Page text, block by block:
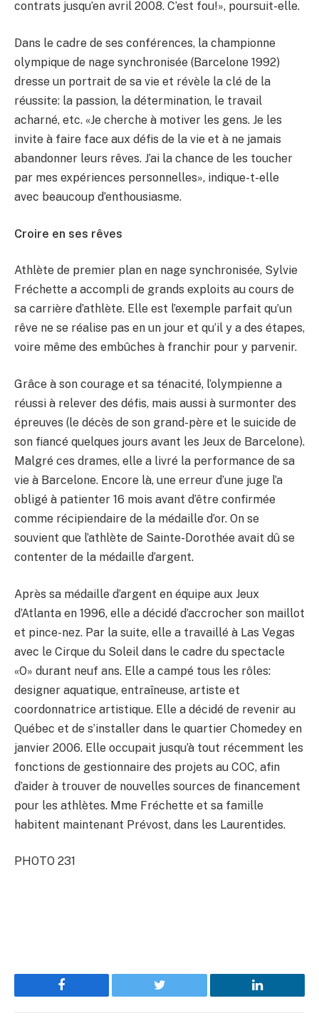
contrats jusqu’en avril 2008. C’est fou!», poursuit-elle.
Dans le cadre de ses conférences, la championne
olympique de nage synchronisée (Barcelone 1992)
dresse un portrait de sa vie et révèle la clé de la
réussite: la passion, la détermination, le travail
acharné, etc. «Je cherche à motiver les gens. Je les
invite à faire face aux défis de la vie et à ne jamais
abandonner leurs rêves. J’ai la chance de les toucher
par mes expériences personnelles», indique-t-elle
avec beaucoup d’enthousiasme.
Croire en ses rêves
Athlète de premier plan en nage synchronisée, Sylvie
Fréchette a accompli de grands exploits au cours de
sa carrière d’athlète. Elle est l’exemple parfait qu’un
rêve ne se réalise pas en un jour et qu’il y a des étapes,
voire même des embûches à franchir pour y parvenir.
Grâce à son courage et sa ténacité, l’olympienne a
réussi à relever des défis, mais aussi à surmonter des
épreuves (le décès de son grand-père et le suicide de
son fiancé quelques jours avant les Jeux de Barcelone).
Malgré ces drames, elle a livré la performance de sa
vie à Barcelone. Encore là, une erreur d’une juge l’a
obligé à patienter 16 mois avant d’être confirmée
comme récipiendaire de la médaille d’or. On se
souvient que l’athlète de Sainte-Dorothée avait dû se
contenter de la médaille d’argent.
Après sa médaille d’argent en équipe aux Jeux
d’Atlanta en 1996, elle a décidé d’accrocher son maillot
et pince-nez. Par la suite, elle a travaillé à Las Vegas
avec le Cirque du Soleil dans le cadre du spectacle
«O» durant neuf ans. Elle a campé tous les rôles:
designer aquatique, entraîneuse, artiste et
coordonnatrice artistique. Elle a décidé de revenir au
Québec et de s’installer dans le quartier Chomedey en
janvier 2006. Elle occupait jusqu’à tout récemment les
fonctions de gestionnaire des projets au COC, afin
d’aider à trouver de nouvelles sources de financement
pour les athlètes. Mme Fréchette et sa famille
habitent maintenant Prévost, dans les Laurentides.
PHOTO 231
Facebook Twitter LinkedIn